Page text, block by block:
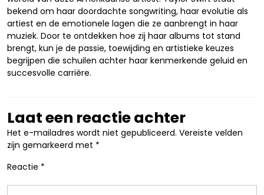
bekend om haar doordachte songwriting, haar evolutie als
artiest en de emotionele lagen die ze aanbrengt in haar
muziek. Door te ontdekken hoe zij haar albums tot stand
brengt, kun je de passie, toewijding en artistieke keuzes
begrijpen die schuilen achter haar kenmerkende geluid en
succesvolle carrière.
Laat een reactie achter
Het e-mailadres wordt niet gepubliceerd. Vereiste velden
zijn gemarkeerd met *
Reactie *